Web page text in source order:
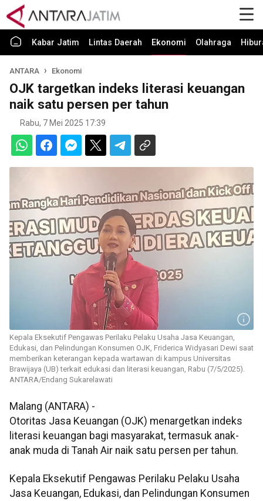
Kabar Jatim Lintas Daerah Ekonomi Olahraga
ANTARA Ekonomi
OJK targetkan indeks literasi keuangan
naik satu persen per tahun
Rabu, 7 Mei 2025 17:39
Kepala Eksekutif Pengawas Perilaku Pelaku Usaha Jasa Keuangan,
Edukasi, dan Pelindungan Konsumen OJK, Friderica Widyasari Dewi saat
memberikan keterangan kepada wartawan di kampus Universitas
Brawijaya (UB) terkait edukasi dan literasi keuangan, Rabu (7/5/2025).
ANTARA/Endang Sukarelawati
Malang (ANTARA) -
Otoritas Jasa Keuangan (OJK) menargetkan indeks
literasi keuangan bagi masyarakat, termasuk anak-
anak muda di Tanah Air naik satu persen per tahun.
Kepala Eksekutif Pengawas Perilaku Pelaku Usaha
Jasa Keuangan, Edukasi, dan Pelindungan Konsumen